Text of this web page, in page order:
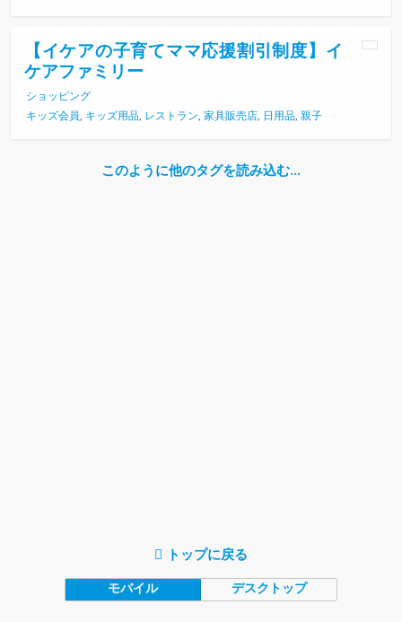
【イケアの子育てママ応援割引制度】イ
ケアファミリー
ショッピング
キッズ会員, キッズ用品, レストラン, 家具販売店, 日用品, 親子
このように他のタグを読み込む…
トップに戻る
モバイル デスクトップ